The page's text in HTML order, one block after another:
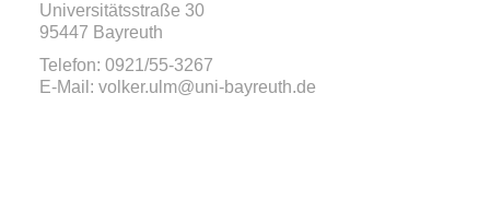
Universitätsstraße 30
95447 Bayreuth
Telefon: 0921/55-3267
E-Mail: volker.ulm@uni-bayreuth.de